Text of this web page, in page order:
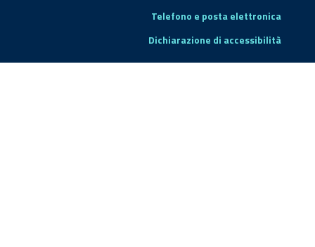
Telefono e posta elettronica
Dichiarazione di accessibilità